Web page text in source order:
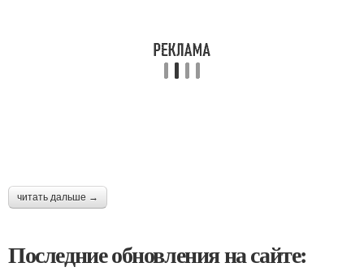
читать дальше →
Последние обновления на сайте: